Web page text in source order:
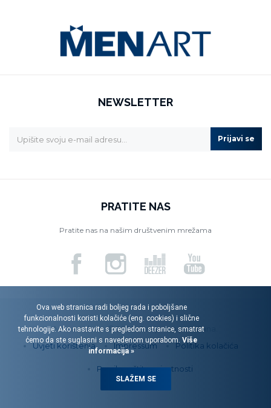
NEWSLETTER
Prijavi se
PRATITE NAS
Pratite nas na našim društvenim mrežama
Menart d.o.o. © 2026. Sva prava pridržana.
Uvjeti korištenja
Impressum Politika kolačića
Pravila zaštite privatnosti
Ova web stranica radi boljeg rada i poboljšane
funkcionalnosti koristi kolačiće (eng. cookies) i slične
tehnologije. Ako nastavite s pregledom stranice, smatrat
ćemo da ste suglasni s navedenom uporabom. Više
informacija »
SLAŽEM SE